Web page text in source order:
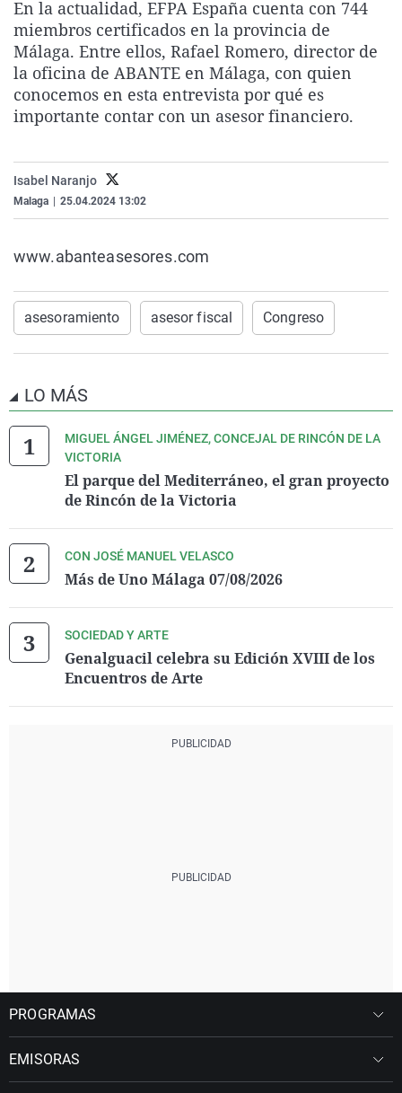
La rosa de los vientos
Gente viajera
Como el perro y el
Caso
Retornados
Equipo de
Operación Viuda
Extremadura
Galicia
La Rioja
Navarra
Virales
Televisión
Elecciones
En la actualidad, EFPA España cuenta con 744
miembros certificados en la provincia de
Málaga. Entre ellos, Rafael Romero, director de
la oficina de ABANTE en Málaga, con quien
conocemos en esta entrevista por qué es
importante contar con un asesor financiero.
Isabel Naranjo
Malaga 25.04.2024 13:02
www.abanteasesores.com
asesoramiento asesor fiscal Congreso
LO MÁS
MIGUEL ÁNGEL JIMÉNEZ, CONCEJAL DE RINCÓN DE LA
VICTORIA
El parque del Mediterráneo, el gran proyecto
de Rincón de la Victoria
CON JOSÉ MANUEL VELASCO
Más de Uno Málaga 07/08/2026
SOCIEDAD Y ARTE
Genalguacil celebra su Edición XVIII de los
Encuentros de Arte
PROGRAMAS
EMISORAS